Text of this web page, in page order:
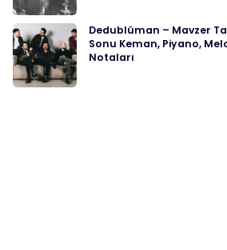
Dedublüman – Mavzer
Sonu Keman, Piyano,
Notaları